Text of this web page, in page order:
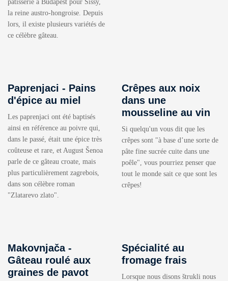
pâtisserie à Budapest pour Sissy,
la reine austro-hongroise. Depuis
lors, il existe plusieurs variétés de
ce célèbre gâteau.
Paprenjaci - Pains
d'épice au miel
Les paprenjaci ont été baptisés
ainsi en référence au poivre qui,
dans le passé, était une épice très
coûteuse et rare, et August Šenoa
parle de ce gâteau croate, mais
plus particulièrement zagrebois,
dans son célèbre roman
"Zlatarevo zlato".
Crêpes aux noix
dans une
mousseline au vin
Si quelqu'un vous dit que les
crêpes sont "à base d’une sorte de
pâte fine sucrée cuite dans une
poêle", vous pourriez penser que
tout le monde sait ce que sont les
crêpes!
Makovnjača -
Gâteau roulé aux
graines de pavot
Spécialité au
fromage frais
Lorsque nous disons štrukli nous